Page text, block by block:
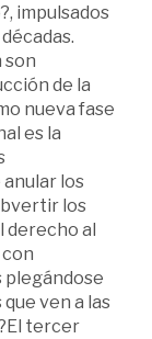
impulsados
son
de la
nueva fase
es la
anular los
los
derecho al
ven a las
tercer